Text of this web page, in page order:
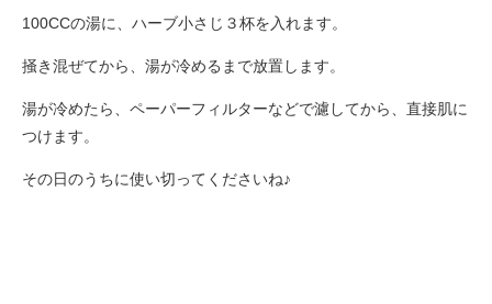
100CCの湯に、ハーブ小さじ３杯を入れます。
掻き混ぜてから、湯が冷めるまで放置します。
湯が冷めたら、ペーパーフィルターなどで濾してから、直接肌に
つけます。
その日のうちに使い切ってくださいね♪